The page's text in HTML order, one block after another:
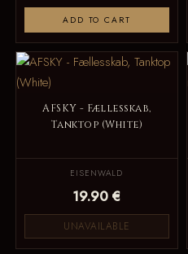
ADD TO CART
AFSKY - Fællesskab,
Tanktop (White)
EISENWALD
19.90 €
UNAVAILABLE